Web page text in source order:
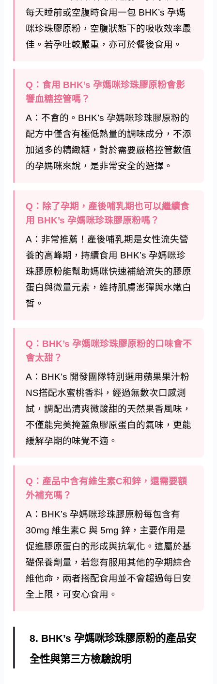
每天睡前或空腹時食用一包 BHK’s 孕媽
咪珍珠膠原粉，空腹狀態下的吸收效率最
佳。若孕吐較嚴重，亦可於餐後食用。
Q：食用 BHK’s 孕媽咪珍珠膠原粉會影
響血糖控管嗎？
A：不會的。BHK’s 孕媽咪珍珠膠原粉的
配方中僅含有極低熱量的調味成分，不添
加過多的精緻糖，對於需要嚴格控管數值
的孕媽咪來說，是非常安全的選擇。
Q：除了孕期，產後哺乳期也可以繼續食
用 BHK’s 孕媽咪珍珠膠原粉嗎？
A：非常推薦！產後哺乳期是女性流失營
養的高峰期，持續食用 BHK’s 孕媽咪珍
珠膠原粉能幫助媽咪快速補給流失的膠原
蛋白與微量元素，維持肌膚澎彈與水嫩白
皙。
Q：BHK’s 孕媽咪珍珠膠原粉的口味會不
會太甜？
A：BHK’s 開發團隊特別選用蘋果果汁粉
NS搭配水蜜桃香料，經過無數次口感測
試，調配出清爽微酸甜的天然果香風味，
不僅能完美掩蓋魚膠原蛋白的氣味，更能
緩解孕期的味覺不適。
Q：產品中含有維生素C和鋅，還需要額
外補充嗎？
A：BHK’s 孕媽咪珍珠膠原粉每包含有
30mg 維生素C 與 5mg 鋅，主要作用是
促進膠原蛋白的形成與抗氧化。這屬於基
礎保養劑量，若您有服用其他的孕期綜合
維他命，兩者搭配食用並不會超過每日安
全上限，可安心食用。
8. BHK’s 孕媽咪珍珠膠原粉的產品安
全性與第三方檢驗說明